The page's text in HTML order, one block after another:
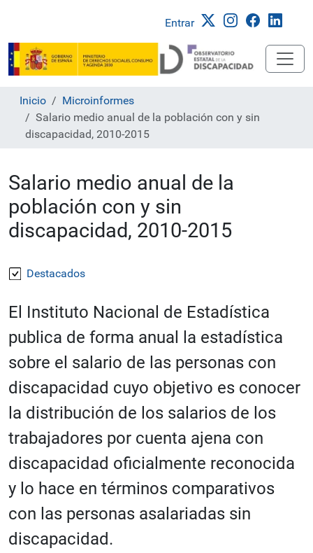
Entrar
Inicio
Microinformes
Salario medio anual de la población con y sin
discapacidad, 2010-2015
Salario medio anual de la
población con y sin
discapacidad, 2010-2015
Destacados
El Instituto Nacional de Estadística
publica de forma anual la estadística
sobre el salario de las personas con
discapacidad cuyo objetivo es conocer
la distribución de los salarios de los
trabajadores por cuenta ajena con
discapacidad oficialmente reconocida
y lo hace en términos comparativos
con las personas asalariadas sin
discapacidad.